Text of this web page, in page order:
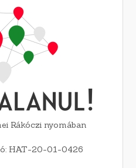
Rákóczi nyomában
HAT-20-01-0426